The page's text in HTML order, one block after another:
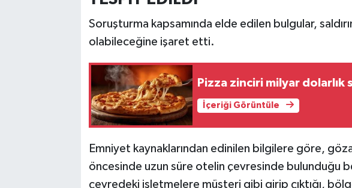
Soruşturma kapsamında elde edilen bulgular,
olabileceğine işaret etti.
Pizza zinciri milyar dolarlık
İçeriği Görüntüle
Emniyet kaynaklarından edinilen bilgilere göre,
öncesinde uzun süre otelin çevresinde bulunduğu
çevredeki işletmelere müşteri gibi girip çıktığı,